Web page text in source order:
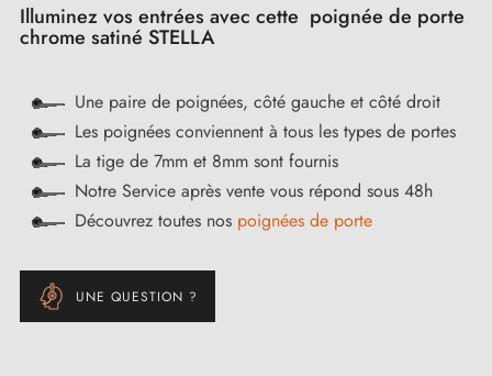
Illuminez vos entrées avec cette poignée de porte
chrome satiné STELLA
Une paire de poignées, côté gauche et côté droit
Les poignées conviennent à tous les types de portes
La tige de 7mm et 8mm sont fournis
Notre Service après vente vous répond sous 48h
Découvrez toutes nos poignées de porte
UNE QUESTION ?